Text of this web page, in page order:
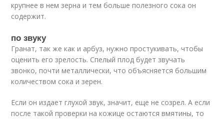
крупнее в нем зерна и тем больше полезного сока он
содержит.
по звуку
Гранат, так же как и арбуз, нужно простукивать, чтобы
оценить его зрелость. Спелый плод будет звучать
звонко, почти металлически, что объясняется большим
количеством сока и зерен.
Если он издает глухой звук, значит, еще не созрел. А если
после такой проверки на кожице остаются вмятины, то